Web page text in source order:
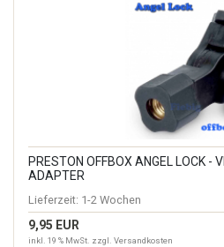
PRESTON OFFBOX ANGEL LOCK -
ADAPTER
Lieferzeit: 1-2 Wochen
9,95 EUR
inkl. 19 % MwSt. zzgl. Versandkosten